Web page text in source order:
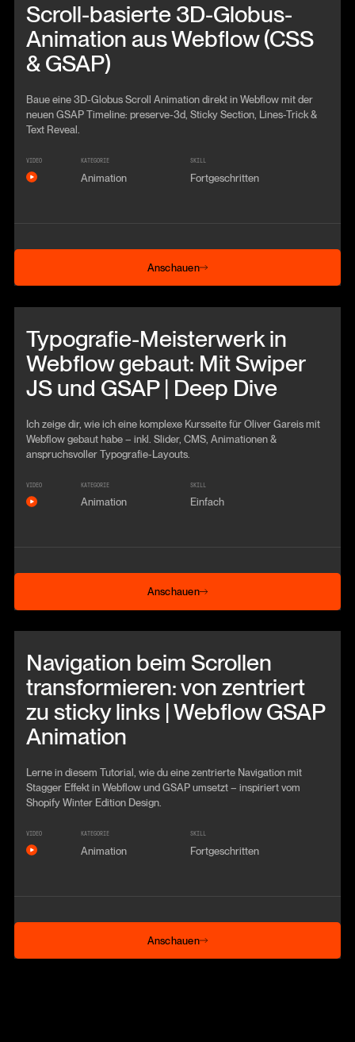
Scroll-basierte 3D-Globus-
Animation aus Webflow (CSS
& GSAP)
Baue eine 3D-Globus Scroll Animation direkt in Webflow mit der
neuen GSAP Timeline: preserve-3d, Sticky Section, Lines-Trick &
Text Reveal.
VIDEO KATEGORIE
Animation
SKILL
Fortgeschritten
Anschauen
Anschauen
Typografie-Meisterwerk in
Webflow gebaut: Mit Swiper
JS und GSAP | Deep Dive
Ich zeige dir, wie ich eine komplexe Kursseite für Oliver Gareis mit
Webflow gebaut habe – inkl. Slider, CMS, Animationen &
anspruchsvoller Typografie-Layouts.
VIDEO KATEGORIE
Animation
SKILL
Einfach
Anschauen
Anschauen
Navigation beim Scrollen
transformieren: von zentriert
zu sticky links | Webflow GSAP
Animation
Lerne in diesem Tutorial, wie du eine zentrierte Navigation mit
Stagger Effekt in Webflow und GSAP umsetzt – inspiriert vom
Shopify Winter Edition Design.
VIDEO KATEGORIE
Animation
SKILL
Fortgeschritten
Anschauen
Anschauen